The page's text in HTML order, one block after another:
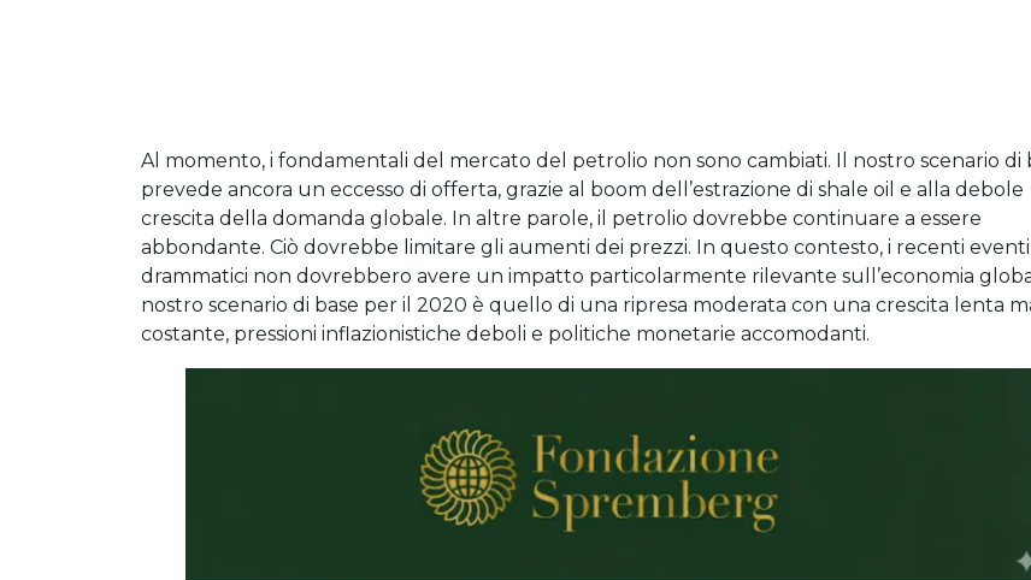
Al momento, i fondamentali del mercato del petrolio non sono cambiati. Il nostro scenario di
prevede ancora un eccesso di offerta, grazie al boom dell’estrazione di shale oil e alla debole
crescita della domanda globale. In altre parole, il petrolio dovrebbe continuare a essere
abbondante. Ciò dovrebbe limitare gli aumenti dei prezzi. In questo contesto, i recenti eventi
drammatici non dovrebbero avere un impatto particolarmente rilevante sull’economia
nostro scenario di base per il 2020 è quello di una ripresa moderata con una crescita lenta
costante, pressioni inflazionistiche deboli e politiche monetarie accomodanti.